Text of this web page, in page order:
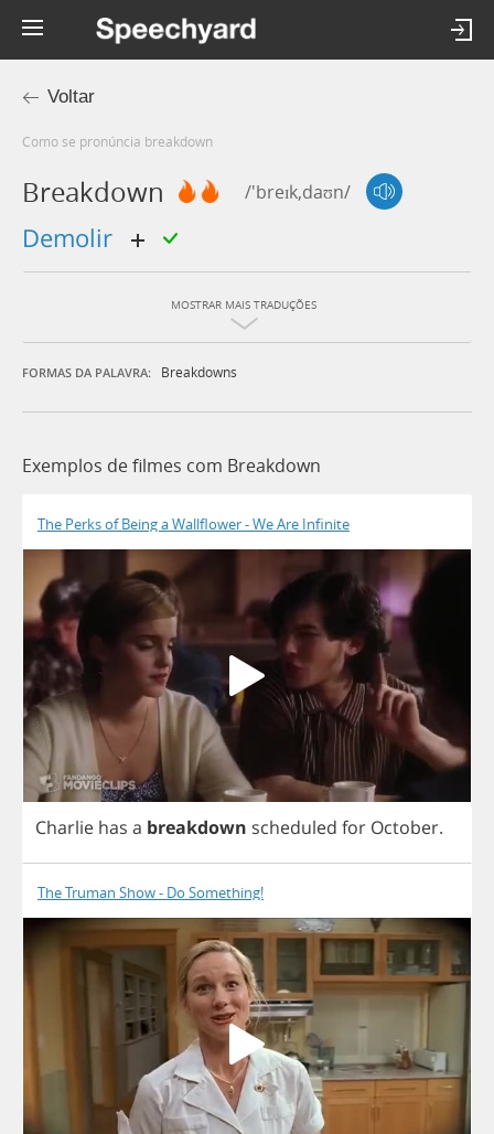
Voltar
Como se pronúncia breakdown
Breakdown /'breɪk,daʊn/
demolir
MOSTRAR MAIS TRADUÇÕES
FORMAS DA PALAVRA: Breakdowns
Exemplos de filmes com Breakdown
The Perks of Being a Wallflower - We Are Infinite
Charlie has a breakdown scheduled for October.
The Truman Show - Do Something!